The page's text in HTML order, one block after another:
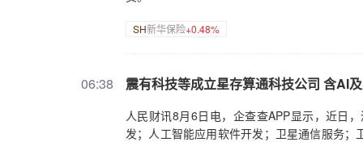
SH新华保险+0.48%
06:38 震有科技等成立星存算通科技公司 含AI
人民财讯8月6日电，企查查APP显示，近日
发；人工智能应用软件开发；卫星通信服务